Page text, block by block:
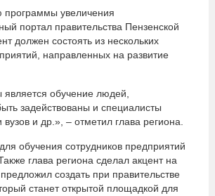
программы увеличения
портал правительства Пензенской
должен состоять из нескольких
направленных на развитие
обучение людей,
задействованы и специалисты
и др.», – отметил глава региона.
обучения сотрудников предприятий
глава региона сделал акцент на
создать при правительстве
станет открытой площадкой для